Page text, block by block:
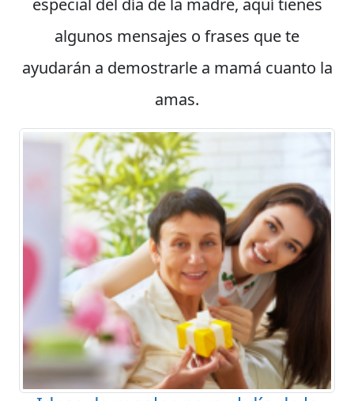
algunos mensajes o frases que te
ayudarán a demostrarle a mamá cuanto la
amas.